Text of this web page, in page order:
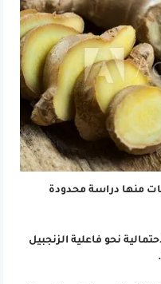
منها دراسة محدودة
نحو فاعلية الزنجبيل